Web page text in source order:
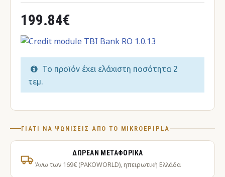
199.84€
Το προϊόν έχει ελάχιστη ποσότητα 2
τεμ.
ΓΙΑΤΊ ΝΑ ΨΩΝΊΣΕΙΣ ΑΠΌ ΤΟ MIKROEPIPLA
ΔΩΡΕΆΝ ΜΕΤΑΦΟΡΙΚΆ
Άνω των 169€ (PAKOWORLD), ηπειρωτική Ελλάδα